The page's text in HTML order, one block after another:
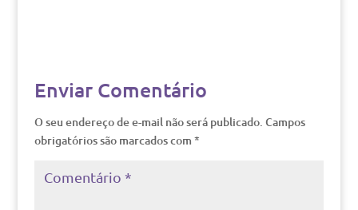
Enviar Comentário
O seu endereço de e-mail não será publicado. Campos
obrigatórios são marcados com *